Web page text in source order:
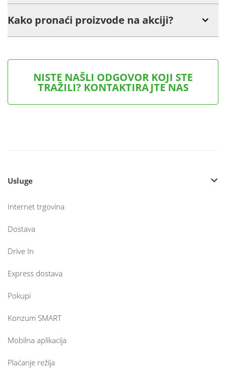
Kako pronaći proizvode na akciji?
NISTE NAŠLI ODGOVOR KOJI STE
TRAŽILI? KONTAKTIRAJTE NAS
Usluge
Internet trgovina
Dostava
Drive In
Express dostava
Pokupi
Konzum SMART
Mobilna aplikacija
Plaćanje režija